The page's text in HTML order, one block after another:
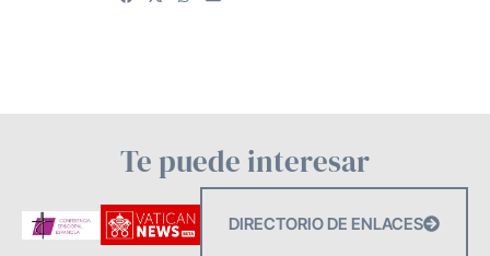
Te puede interesar
DIRECTORIO DE ENLACES